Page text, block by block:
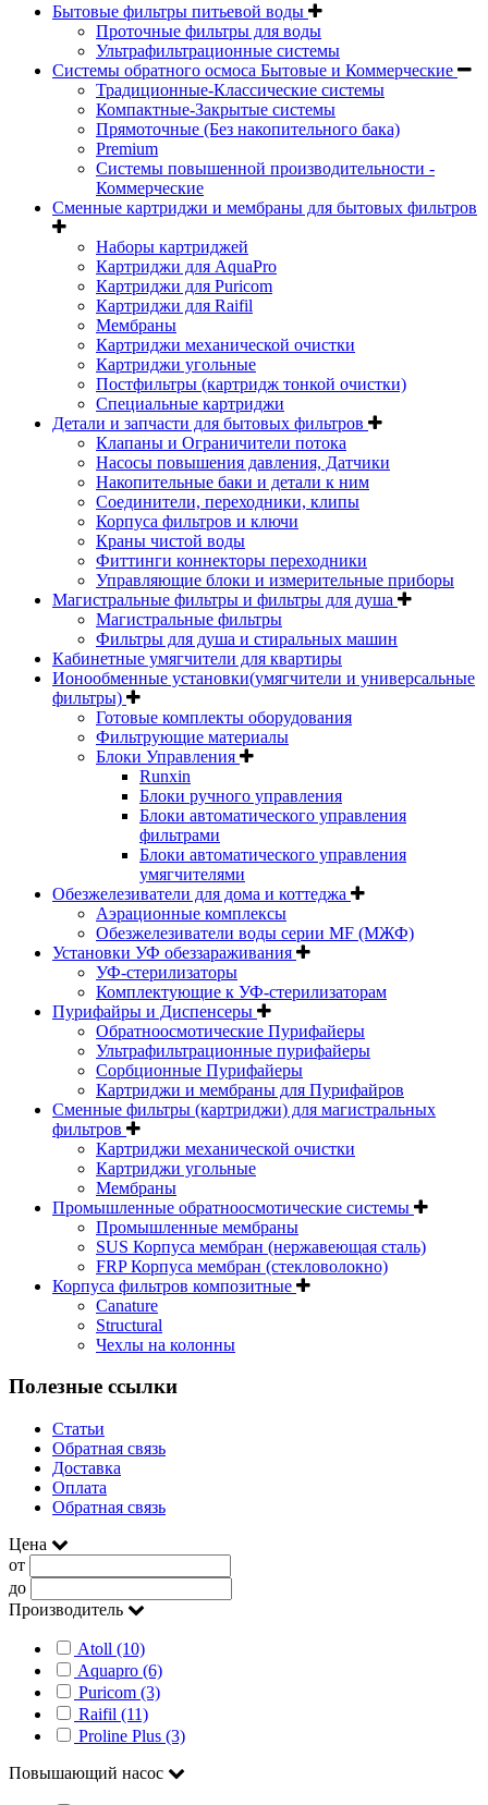
Бытовые фильтры питьевой воды
Проточные фильтры для воды
Ультрафильтрационные системы
Системы обратного осмоса Бытовые и Коммерческие
Традиционные-Классические системы
Компактные-Закрытые системы
Прямоточные (Без накопительного бака)
Premium
Системы повышенной производительности -
Коммерческие
Сменные картриджи и мембраны для бытовых фильтров
Наборы картриджей
Картриджи для AquaPro
Картриджи для Puricom
Картриджи для Raifil
Мембраны
Картриджи механической очистки
Картриджи угольные
Постфильтры (картридж тонкой очистки)
Специальные картриджи
Детали и запчасти для бытовых фильтров
Клапаны и Ограничители потока
Насосы повышения давления, Датчики
Накопительные баки и детали к ним
Соединители, переходники, клипы
Корпуса фильтров и ключи
Краны чистой воды
Фиттинги коннекторы переходники
Управляющие блоки и измерительные приборы
Магистральные фильтры и фильтры для душа
Магистральные фильтры
Фильтры для душа и стиральных машин
Кабинетные умягчители для квартиры
Ионообменные установки(умягчители и универсальные
фильтры)
Готовые комплекты оборудования
Фильтрующие материалы
Блоки Управления
Runxin
Блоки ручного управления
Блоки автоматического управления
фильтрами
Блоки автоматического управления
умягчителями
Обезжелезиватели для дома и коттеджа
Аэрационные комплексы
Обезжелезиватели воды серии MF (МЖФ)
Установки УФ обеззараживания
УФ-стерилизаторы
Комплектующие к УФ-стерилизаторам
Пурифайры и Диспенсеры
Обратноосмотические Пурифайеры
Ультрафильтрационные пурифайеры
Сорбционные Пурифайеры
Картриджи и мембраны для Пурифайров
Сменные фильтры (картриджи) для магистральных
фильтров
Картриджи механической очистки
Картриджи угольные
Мембраны
Промышленные обратноосмотические системы
Промышленные мембраны
SUS Корпуса мембран (нержавеющая сталь)
FRP Корпуса мембран (стекловолокно)
Корпуса фильтров композитные
Canature
Structural
Чехлы на колонны
Полезные ссылки
Статьи
Обратная связь
Доставка
Оплата
Обратная связь
Цена
от
до
Производитель
Atoll (10)
Aquapro (6)
Puricom (3)
Raifil (11)
Proline Plus (3)
Повышающий насос